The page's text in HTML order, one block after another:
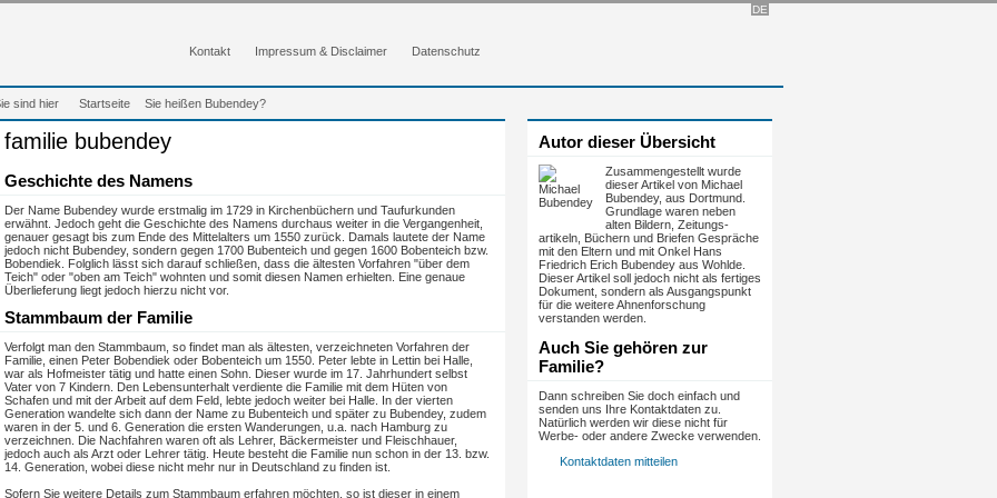
DE
Kontakt Impressum & Disclaimer Datenschutz
sind hier Startseite Sie heißen Bubendey?
familie bubendey
Geschichte des Namens
Der Name Bubendey wurde erstmalig im 1729 in Kirchenbüchern und Taufurkunden
erwähnt. Jedoch geht die Geschichte des Namens durchaus weiter in die Vergangenheit,
genauer gesagt bis zum Ende des Mittelalters um 1550 zurück. Damals lautete der Name
jedoch nicht Bubendey, sondern gegen 1700 Bubenteich und gegen 1600 Bobenteich bzw.
Bobendiek. Folglich lässt sich darauf schließen, dass die ältesten Vorfahren "über dem
Teich" oder "oben am Teich" wohnten und somit diesen Namen erhielten. Eine genaue
Überlieferung liegt jedoch hierzu nicht vor.
Stammbaum der Familie
Verfolgt man den Stammbaum, so findet man als ältesten, verzeichneten Vorfahren der
Familie, einen Peter Bobendiek oder Bobenteich um 1550. Peter lebte in Lettin bei Halle,
war als Hofmeister tätig und hatte einen Sohn. Dieser wurde im 17. Jahrhundert selbst
Vater von 7 Kindern. Den Lebensunterhalt verdiente die Familie mit dem Hüten von
Schafen und mit der Arbeit auf dem Feld, lebte jedoch weiter bei Halle. In der vierten
Generation wandelte sich dann der Name zu Bubenteich und später zu Bubendey, zudem
waren in der 5. und 6. Generation die ersten Wanderungen, u.a. nach Hamburg zu
verzeichnen. Die Nachfahren waren oft als Lehrer, Bäckermeister und Fleischhauer,
jedoch auch als Arzt oder Lehrer tätig. Heute besteht die Familie nun schon in der 13. bzw.
14. Generation, wobei diese nicht mehr nur in Deutschland zu finden ist.
Sofern Sie weitere Details zum Stammbaum erfahren möchten, so ist dieser in einem
Autor dieser Übersicht
Zusammengestellt wurde
dieser Artikel von Michael
Bubendey, aus Dortmund.
Grundlage waren neben
alten Bildern, Zeitungs­
artikeln, Büchern und Briefen Gespräche
mit den Eltern und mit Onkel Hans
Friedrich Erich Bubendey aus Wohlde.
Dieser Artikel soll jedoch nicht als fertiges
Dokument, sondern als Ausgangspunkt
für die weitere Ahnenforschung
verstanden werden.
Auch Sie gehören zur
Familie?
Dann schreiben Sie doch einfach und
senden uns Ihre Kontaktdaten zu.
Natürlich werden wir diese nicht für
Werbe- oder andere Zwecke verwenden.
Kontaktdaten mitteilen